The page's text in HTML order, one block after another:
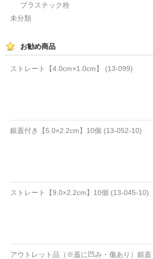
お問い合わせ
プラスチック栓
未分類
お勧め商品
ストレート【4.0cm×1.0cm】 (13-099)
銀蓋付き【5.0×2.2cm】10個 (13-052-10)
ストレート【9.0×2.2cm】10個 (13-045-10)
アウトレット品（※蓋に凹み・傷あり）銀蓋